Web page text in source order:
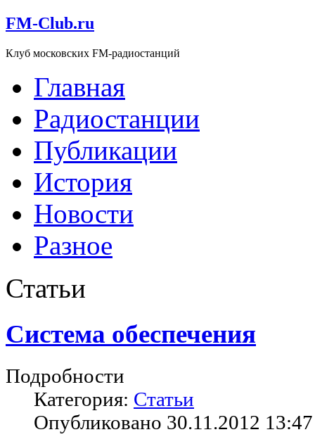
FM-Club.ru
Клуб московских FM-радиостанций
Главная
Радиостанции
Публикации
История
Новости
Разное
Статьи
Система обеспечения
Подробности
Категория: Статьи
Опубликовано 30.11.2012 13:47